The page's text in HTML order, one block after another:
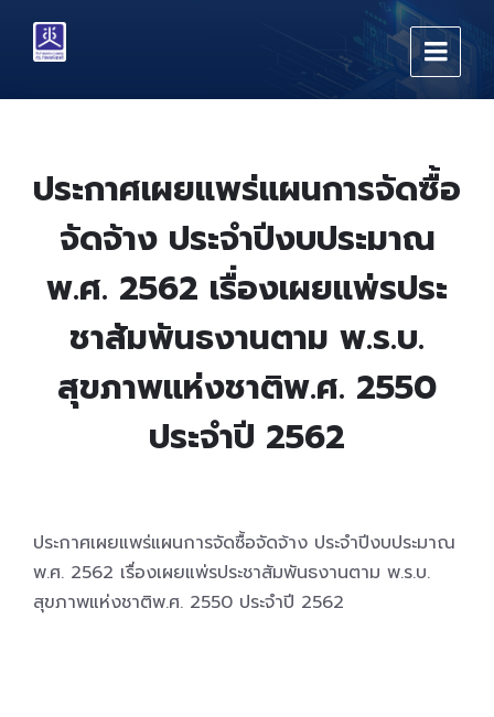
content
main
footer
ประกาศเผยแพร่แผนการจัดซื้อ
จัดจ้าง ประจำปีงบประมาณ
พ.ศ. 2562 เรื่องเผยแพ่รประ
ชาสัมพันธงานตาม พ.ร.บ.
สุขภาพแห่งชาติพ.ศ. 2550
ประจําปี 2562
ประกาศเผยแพร่แผนการจัดซื้อจัดจ้าง ประจำปีงบประมาณ
พ.ศ. 2562 เรื่องเผยแพ่รประชาสัมพันธงานตาม พ.ร.บ.
สุขภาพแห่งชาติพ.ศ. 2550 ประจําปี 2562